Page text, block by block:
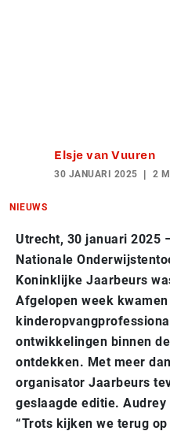
Elsje van Vuuren
30 JANUARI 2025 2
NIEUWS
Utrecht, 30 januari 2025
Nationale
Koninklijke Jaarbeurs
Afgelopen week
ontwikkelingen binnen
ontdekken. Met meer
organisator Jaarbeurs
geslaagde editie.
“Trots kijken we terug